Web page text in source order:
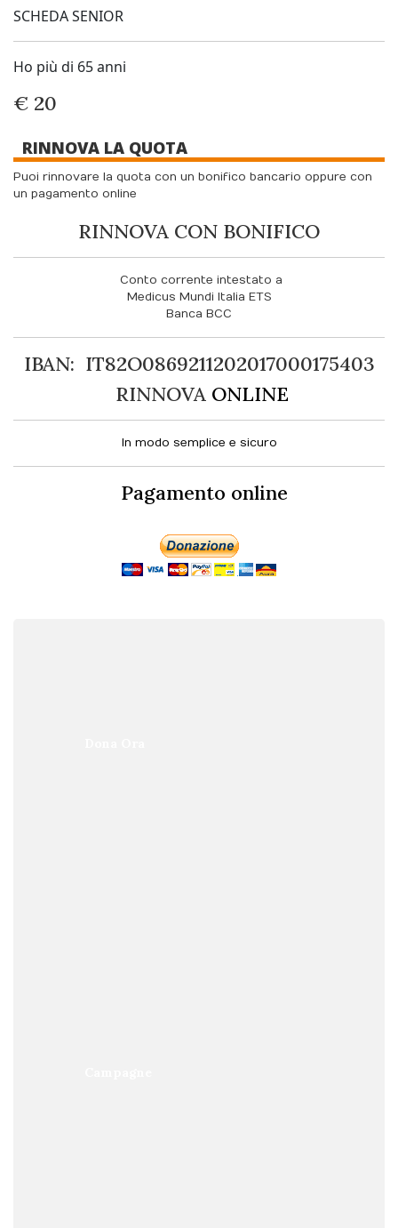
SCHEDASENIOR
Ho più di 65 anni
€ 20
RINNOVA LA QUOTA
Puoi rinnovare la quota con un bonifico bancario oppure con
un pagamento online
RINNOVA CON BONIFICO
Conto corrente intestato a
Medicus Mundi Italia ETS
Banca BCC
IBAN: IT82O0869211202017000175403
RINNOVA ONLINE
In modo semplice e sicuro
Pagamento online